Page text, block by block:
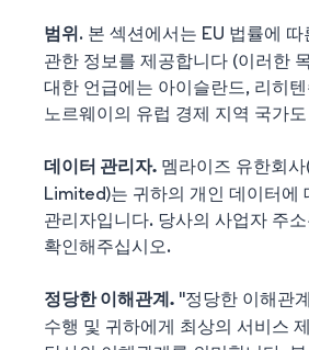
범위 . 본 섹션에서는 EU 법률에
관한 정보를 제공합니다 (이러한
대한 언급에는 아이슬란드, 리히
노르웨이의 유럽 경제 지역 국가
데이터 관리자. 멤라이즈 유한회
Limited)는 귀하의 개인 데이터에
관리자입니다. 당사의 사업자 주
확인해주십시오.
정당한 이해관계. "정당한 이해관
수행 및 귀하에게 최상의 서비스